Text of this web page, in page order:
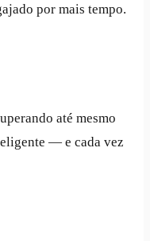
por mais tempo.
até mesmo
— e cada vez